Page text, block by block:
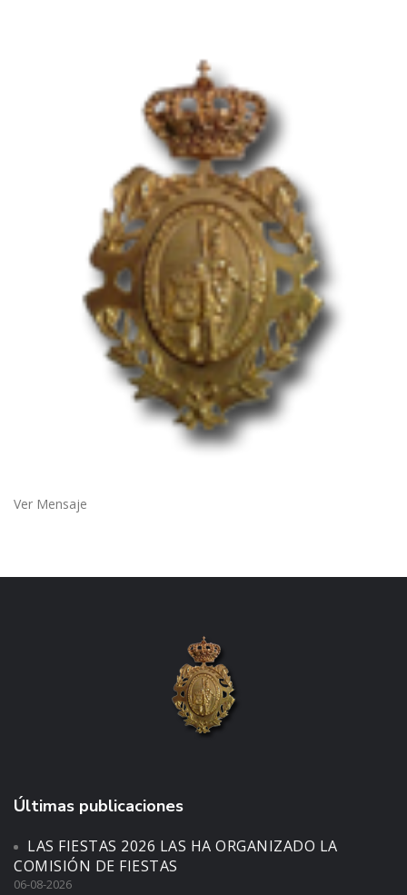
Ver Mensaje
Últimas publicaciones
LAS FIESTAS 2026 LAS HA ORGANIZADO LA
COMISIÓN DE FIESTAS
06-08-2026